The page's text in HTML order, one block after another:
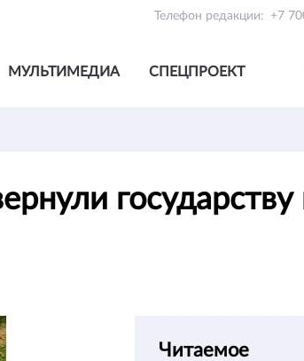
Телефон редакции: +7
МУЛЬТИМЕДИА СПЕЦПРОЕКТ
государству
Читаемое